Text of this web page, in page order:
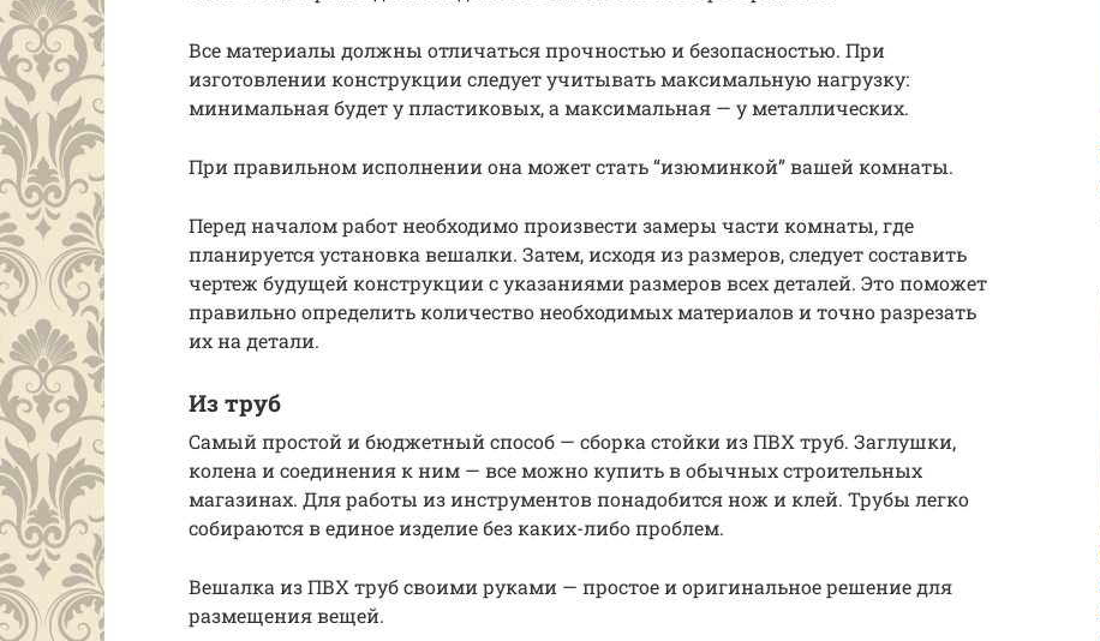
Все материалы должны отличаться прочностью и безопасностью. При
изготовлении конструкции следует учитывать максимальную нагрузку:
минимальная будет у пластиковых, а максимальная — у металлических.
При правильном исполнении она может стать “изюминкой” вашей комнаты.
Перед началом работ необходимо произвести замеры части комнаты, где
планируется установка вешалки. Затем, исходя из размеров, следует составить
чертеж будущей конструкции с указаниями размеров всех деталей. Это поможет
правильно определить количество необходимых материалов и точно разрезать
их на детали.
Из труб
Самый простой и бюджетный способ — сборка стойки из ПВХ труб. Заглушки,
колена и соединения к ним — все можно купить в обычных строительных
магазинах. Для работы из инструментов понадобится нож и клей. Трубы легко
собираются в единое изделие без каких-либо проблем.
Вешалка из ПВХ труб своими руками — простое и оригинальное решение для
размещения вещей.